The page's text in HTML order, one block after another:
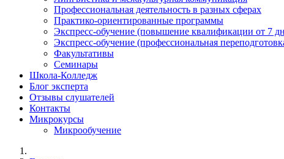
Профессиональная деятельность в разных сферах
Практико-ориентированные программы
Экспресс-обучение (повышение квалификации от 7
Экспресс-обучение (профессиональная
Факультативы
Семинары
Школа-Колледж
Блог эксперта
Отзывы слушателей
Контакты
Микрокурсы
Микрообучение